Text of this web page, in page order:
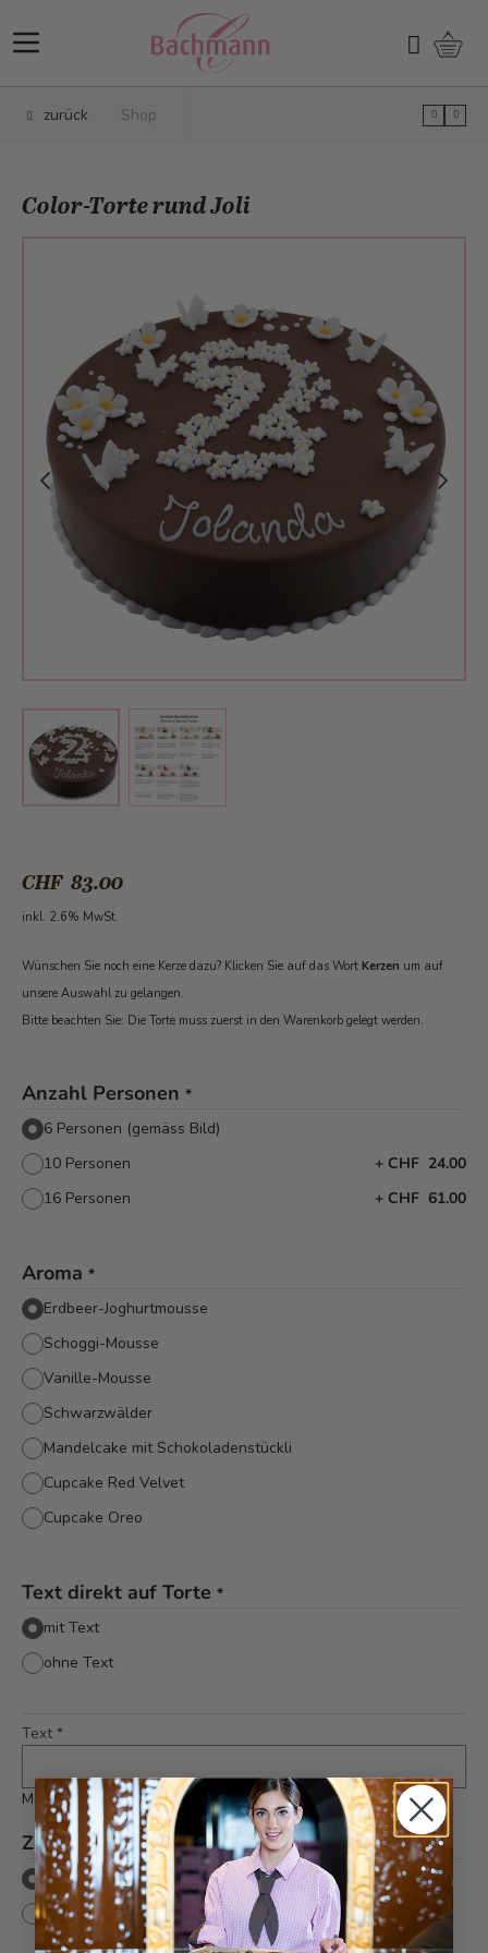
Suchen
zurück Shop
Color-Torte rund Joli
View larger imageView larger image
CHF 83.00
inkl. 2.6% MwSt.
Wünschen Sie noch eine Kerze dazu? Klicken Sie auf das Wort Kerzen um auf
unsere Auswahl zu gelangen.
Bitte beachten Sie: Die Torte muss zuerst in den Warenkorb gelegt werden.
Anzahl Personen *
6 Personen (gemäss Bild)
10 Personen
+ CHF 24.00
16 Personen
+ CHF 61.00
Aroma *
Erdbeer-Joghurtmousse
Schoggi-Mousse
Vanille-Mousse
Schwarzwälder
Mandelcake mit Schokoladenstückli
Cupcake Red Velvet
Cupcake Oreo
Text direkt auf Torte *
mit Text
ohne Text
Text *
Maximal 36 Zeichen
Zahl *
mit Zahl
ohne Zahl